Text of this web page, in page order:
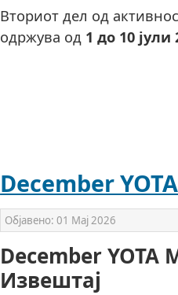
Вториот дел од
одржува од 1 до 10 јули
December
Објавено: 01 Мај 2026
December YOTA
Извештај